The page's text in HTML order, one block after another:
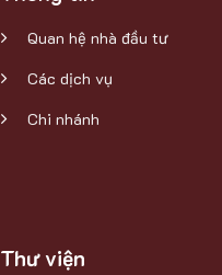
Quan hệ nhà đầu tư
Các dịch vụ
Chi nhánh
Thư viện